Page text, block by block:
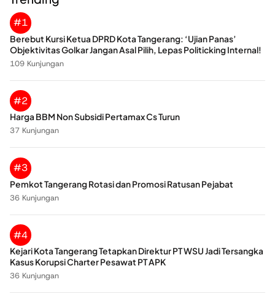
#1
Berebut Kursi Ketua DPRD Kota Tangerang: ‘Ujian Panas’
Objektivitas Golkar Jangan Asal Pilih, Lepas Politicking Internal!
109 Kunjungan
#2
Harga BBM Non Subsidi Pertamax Cs Turun
37 Kunjungan
#3
Pemkot Tangerang Rotasi dan Promosi Ratusan Pejabat
36 Kunjungan
#4
Kejari Kota Tangerang Tetapkan Direktur PT WSU Jadi Tersangka
Kasus Korupsi Charter Pesawat PT APK
36 Kunjungan